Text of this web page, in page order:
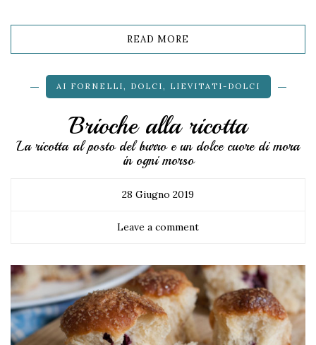
READ MORE
AI FORNELLI, DOLCI, LIEVITATI-DOLCI
Brioche alla ricotta
La ricotta al posto del burro e un dolce cuore di mora
in ogni morso
28 Giugno 2019
Leave a comment